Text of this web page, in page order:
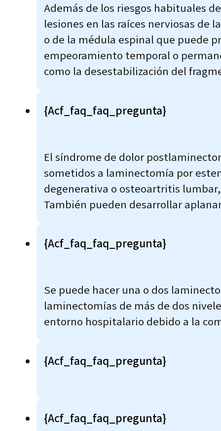
Además de los riesgos habituales
lesiones en las raíces nerviosas de
o de la médula espinal que puede
empeoramiento temporal o
como la desestabilización del
{acf_faq_faq_pregunta}
El síndrome de dolor
sometidos a laminectomía por
degenerativa o osteoartritis
También pueden desarrollar
{acf_faq_faq_pregunta}
Se puede hacer una o dos
laminectomías de más de dos
entorno hospitalario debido a la
{acf_faq_faq_pregunta}
{acf_faq_faq_pregunta}